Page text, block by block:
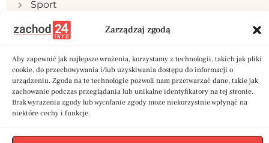
Zarządzaj zgodą
Aby zapewnić jak najlepsze wrażenia, korzystamy z technologii, takich jak pliki
cookie, do przechowywania i/lub uzyskiwania dostępu do informacji o
urządzeniu. Zgoda na te technologie pozwoli nam przetwarzać dane, takie jak
zachowanie podczas przeglądania lub unikalne identyfikatory na tej stronie.
Brak wyrażenia zgody lub wycofanie zgody może niekorzystnie wpłynąć na
niektóre cechy i funkcje.
Sport
Publicystyka
Samorząd
Polityka prywatności
Reklama
Kontakt